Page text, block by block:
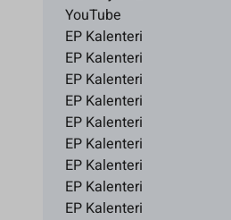
YouTube
EP Kalenteri
EP Kalenteri
EP Kalenteri
EP Kalenteri
EP Kalenteri
EP Kalenteri
EP Kalenteri
EP Kalenteri
EP Kalenteri